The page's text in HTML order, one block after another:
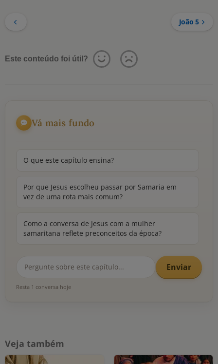
João 5
Este conteúdo foi útil?
Vá mais fundo
O que este capítulo ensina?
Por que Jesus escolheu passar por Samaria em
vez de uma rota mais comum?
Como a conversa de Jesus com a mulher
samaritana reflete preconceitos da época?
Enviar
Resta 1 conversa hoje
Veja também